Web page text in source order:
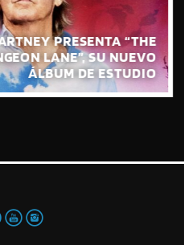
PRESENTA “THE
LANE”, SU NUEVO
ÁLBUM DE ESTUDIO